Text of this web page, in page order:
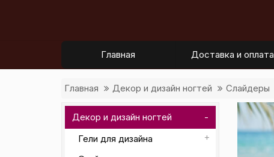
Главная Доставка и оплата
Главная Декор и дизайн ногтей Слайдеры
Декор и дизайн ногтей
Гели для дизайна